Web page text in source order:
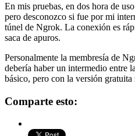
En mis pruebas, en dos hora de
pero desconozco si fue por mi
túnel de Ngrok. La conexión es
saca de apuros.
Personalmente la membresía de
debería haber un intermedio entre
básico, pero con la versión gratuita
Comparte esto: